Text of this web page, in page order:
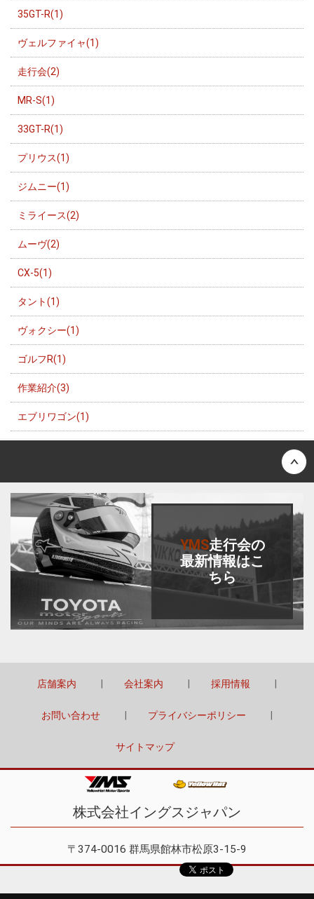
35GT-R(1)
ヴェルファイャ(1)
走行会(2)
MR-S(1)
33GT-R(1)
プリウス(1)
ジムニー(1)
ミライース(2)
ムーヴ(2)
CX-5(1)
タント(1)
ヴォクシー(1)
ゴルフR(1)
作業紹介(3)
エブリワゴン(1)
YMS走行会の
最新情報はこ
ちら
店舗案内 会社案内 採用情報
お問い合わせ プライバシーポリシー
サイトマップ
株式会社イングスジャパン
〒374-0016 群馬県館林市松原3-15-9